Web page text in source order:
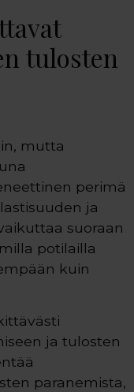
tulosten
mutta
perimä
ja
suoraan
potilailla
kuin
ja tulosten
paranemista,